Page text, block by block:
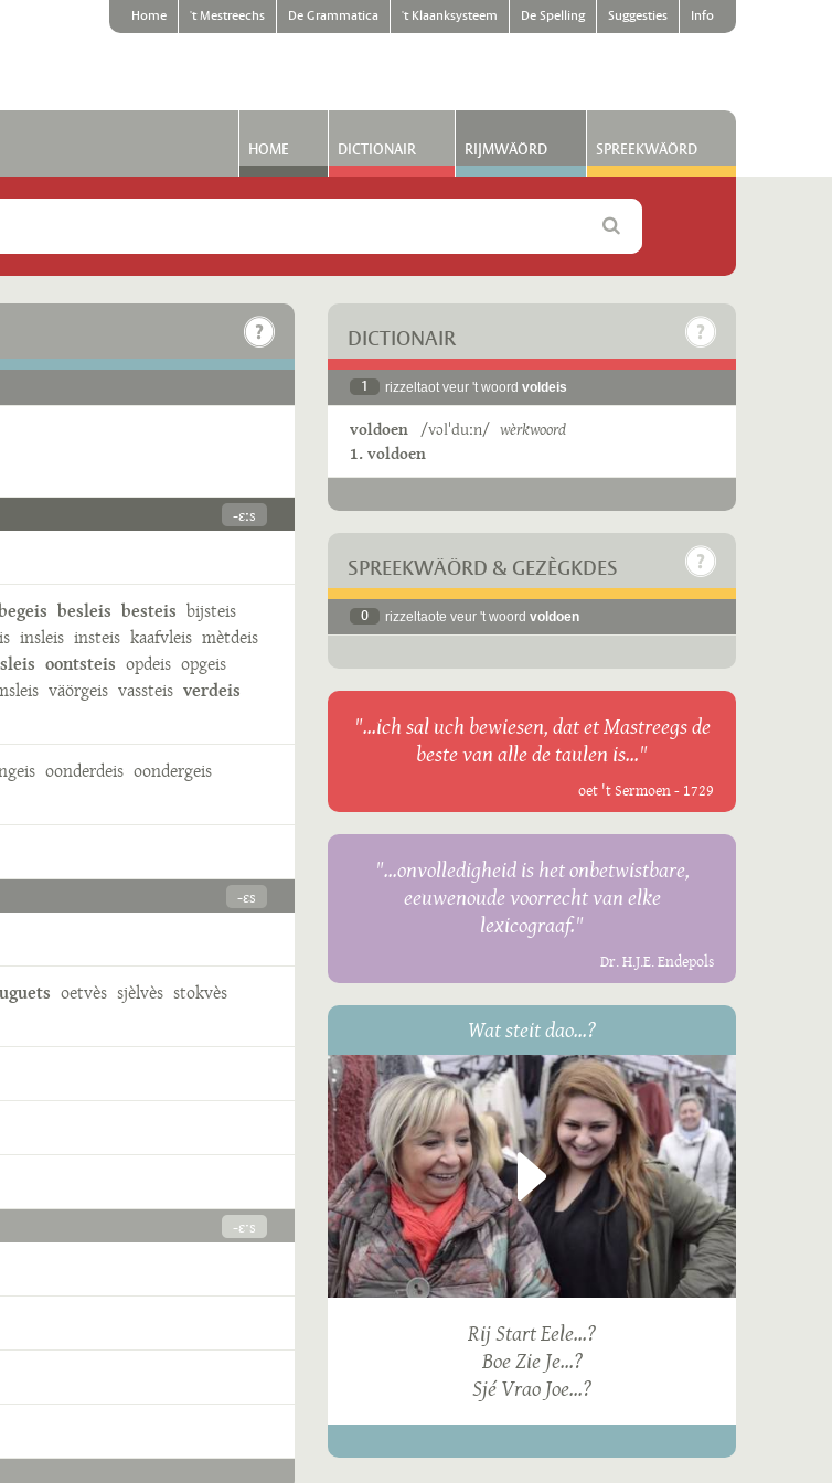
Home 't Mestreechs De Grammatica 't Klaanksysteem De Spelling Suggesties Info
HOME DICTIONAIR RIJMWÄÖRD SPREEKWÄÖRD
-ɛːs
besleis besteis bijsteis
insleis insteis kaafvleis mètdeis
oontsteis opdeis opgeis
väörgeis vassteis verdeis
oonderdeis oondergeis
-ɛs
oetvès sjèlvès stokvès
-ɛˑs
DICTIONAIR
1 rizzeltaot veur 't woord voldeis
voldoen /vɔlˈduːn/ wèrkwoord
1. voldoen
SPREEKWÄÖRD & GEZÈGKDES
0 rizzeltaote veur 't woord voldoen
"...ich sal uch bewiesen, dat et Mastreegs de
beste van alle de taulen is..."
oet 't Sermoen - 1729
"...onvolledigheid is het onbetwistbare,
eeuwenoude voorrecht van elke
lexicograaf."
Dr. H.J.E. Endepols
Wat steit dao...?
Rij Start Eele...?
Boe Zie Je...?
Sjé Vrao Joe...?